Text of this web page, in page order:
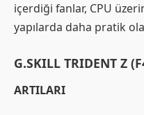
içerdiği fanlar, CPU
yapılarda daha pratik
G.SKILL TRIDENT Z
ARTILARI